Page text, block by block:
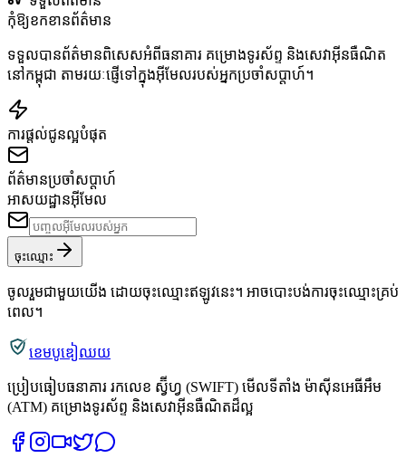
កុំឱ្យខកខានព័ត៌មាន
ទទួលបានព័ត៌មានពិសេសអំពីធនាគារ គម្រោងទូរស័ព្ទ និងសេវាអ៊ីនធឺណិត
នៅកម្ពុជា តាមរយៈផ្ញើទៅក្នុងអ៊ីមែលរបស់អ្នកប្រចាំសប្តាហ៍។
ការផ្តល់ជូនល្អបំផុត
ព័ត៌មានប្រចាំសប្តាហ៍
អាសយដ្ឋានអ៊ីមែល
ចុះឈ្មោះ
ចូលរួមជាមួយយើង ដោយចុះឈ្មោះឥឡូវនេះ។ អាចបោះបង់ការចុះឈ្មោះគ្រប់
ពេល។
ខេមបូឌៀឈយ
ប្រៀបធៀបធនាគារ រកលេខ ស្វ៊ីហ្វ (SWIFT) មើលទីតាំង ម៉ាស៊ីនអេធីអឹម
(ATM) គម្រោងទូរស័ព្ទ និងសេវាអ៊ីនធឺណិតដ៏ល្អ